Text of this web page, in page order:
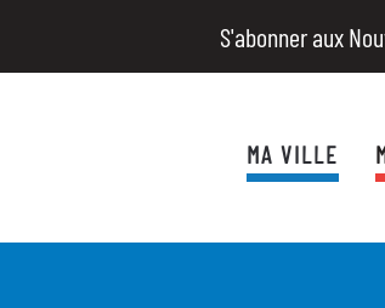
S'abonner aux
MA VILLE